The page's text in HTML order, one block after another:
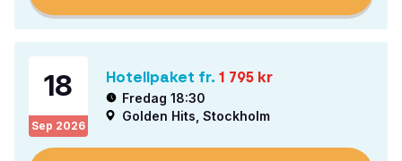
18
Sep 2026
Hotellpaket fr. 1 795 kr
Fredag 18:30
Golden Hits, Stockholm